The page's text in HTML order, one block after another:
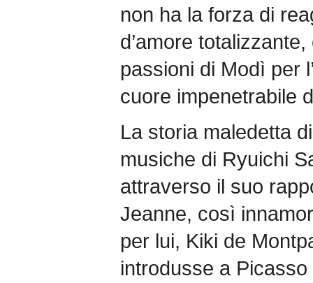
non ha la forza di
d’amore
passioni di Modì per
cuore impenetrabile
La storia maledetta
musiche di Ryuichi
attraverso il suo
Jeanne, così
per lui, Kiki de
introdusse a Picasso